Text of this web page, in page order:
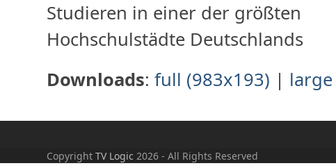
Studieren in einer der größten
Hochschulstädte Deutschlands
Downloads:full (983x193) |
CopyrightTV Logic 2026 - All Rights Reserved